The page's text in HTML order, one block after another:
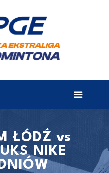
ŁÓDŹ vs
NIKE